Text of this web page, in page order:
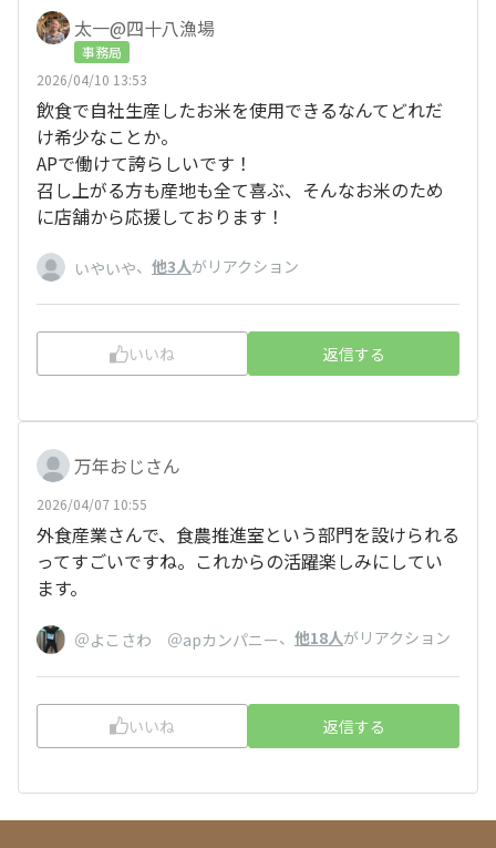
太一@四十八漁場
事務局
2026/04/10 13:53
飲食で自社生産したお米を使用できるなんてどれだ
け希少なことか。
APで働けて誇らしいです！
召し上がる方も産地も全て喜ぶ、そんなお米のため
に店舗から応援しております！
いやいや、 他3人がリアクション
いいね 返信する
万年おじさん
2026/04/07 10:55
外食産業さんで、食農推進室という部門を設けられる
ってすごいですね。これからの活躍楽しみにしてい
ます。
＠よこさわ ＠apカンパニー、 他18人がリアクション
いいね 返信する